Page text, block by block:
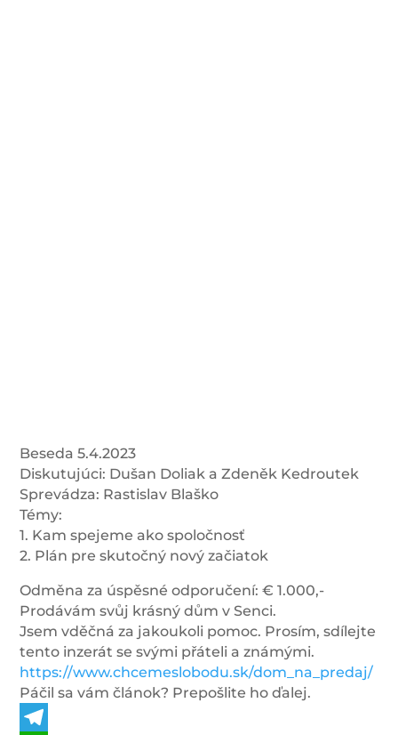
Beseda 5.4.2023
Diskutujúci: Dušan Doliak a Zdeněk Kedroutek
Sprevádza: Rastislav Blaško
Témy:
1. Kam spejeme ako spoločnosť
2. Plán pre skutočný nový začiatok
Odměna za úspěsné odporučení: € 1.000,-
Prodávám svůj krásný dům v Senci.
Jsem vděčná za jakoukoli pomoc. Prosím, sdílejte
tento inzerát se svými přáteli a známými.
https://www.chcemeslobodu.sk/dom_na_predaj/
Páčil sa vám článok? Prepošlite ho ďalej.